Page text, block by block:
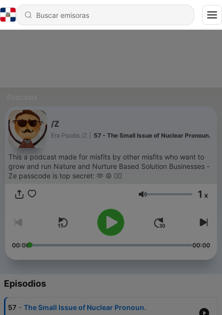
/Z
Era Psodis /Z 57 - The Small Issue of Nuclear Pronoun.
This a podcast made for misfits by other misfits who want to
grow and run Nature and Nurture Based Solution Businesses -
Ze passcode is top secret: 🫶 ☮️ ✌🏿
Volumen 1 x
00:00 00:00
Episodios
57 - The Small Issue of Nuclear Pronoun.